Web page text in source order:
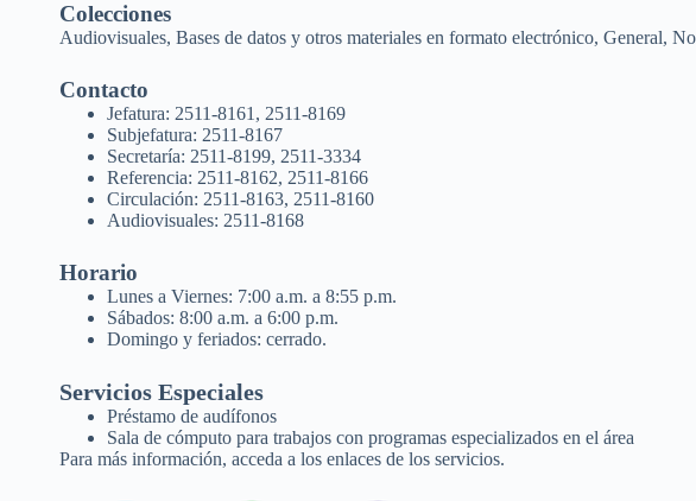
Colecciones
Audiovisuales, Bases de datos y otros materiales en formato electrónico, General,
Contacto
Jefatura: 2511-8161, 2511-8169
Subjefatura: 2511-8167
Secretaría: 2511-8199, 2511-3334
Referencia: 2511-8162, 2511-8166
Circulación: 2511-8163, 2511-8160
Audiovisuales: 2511-8168
Horario
Lunes a Viernes: 7:00 a.m. a 8:55 p.m.
Sábados: 8:00 a.m. a 6:00 p.m.
Domingo y feriados: cerrado.
Servicios Especiales
Préstamo de audífonos
Sala de cómputo para trabajos con programas especializados en el área
Para más información, acceda a los enlaces de los servicios.